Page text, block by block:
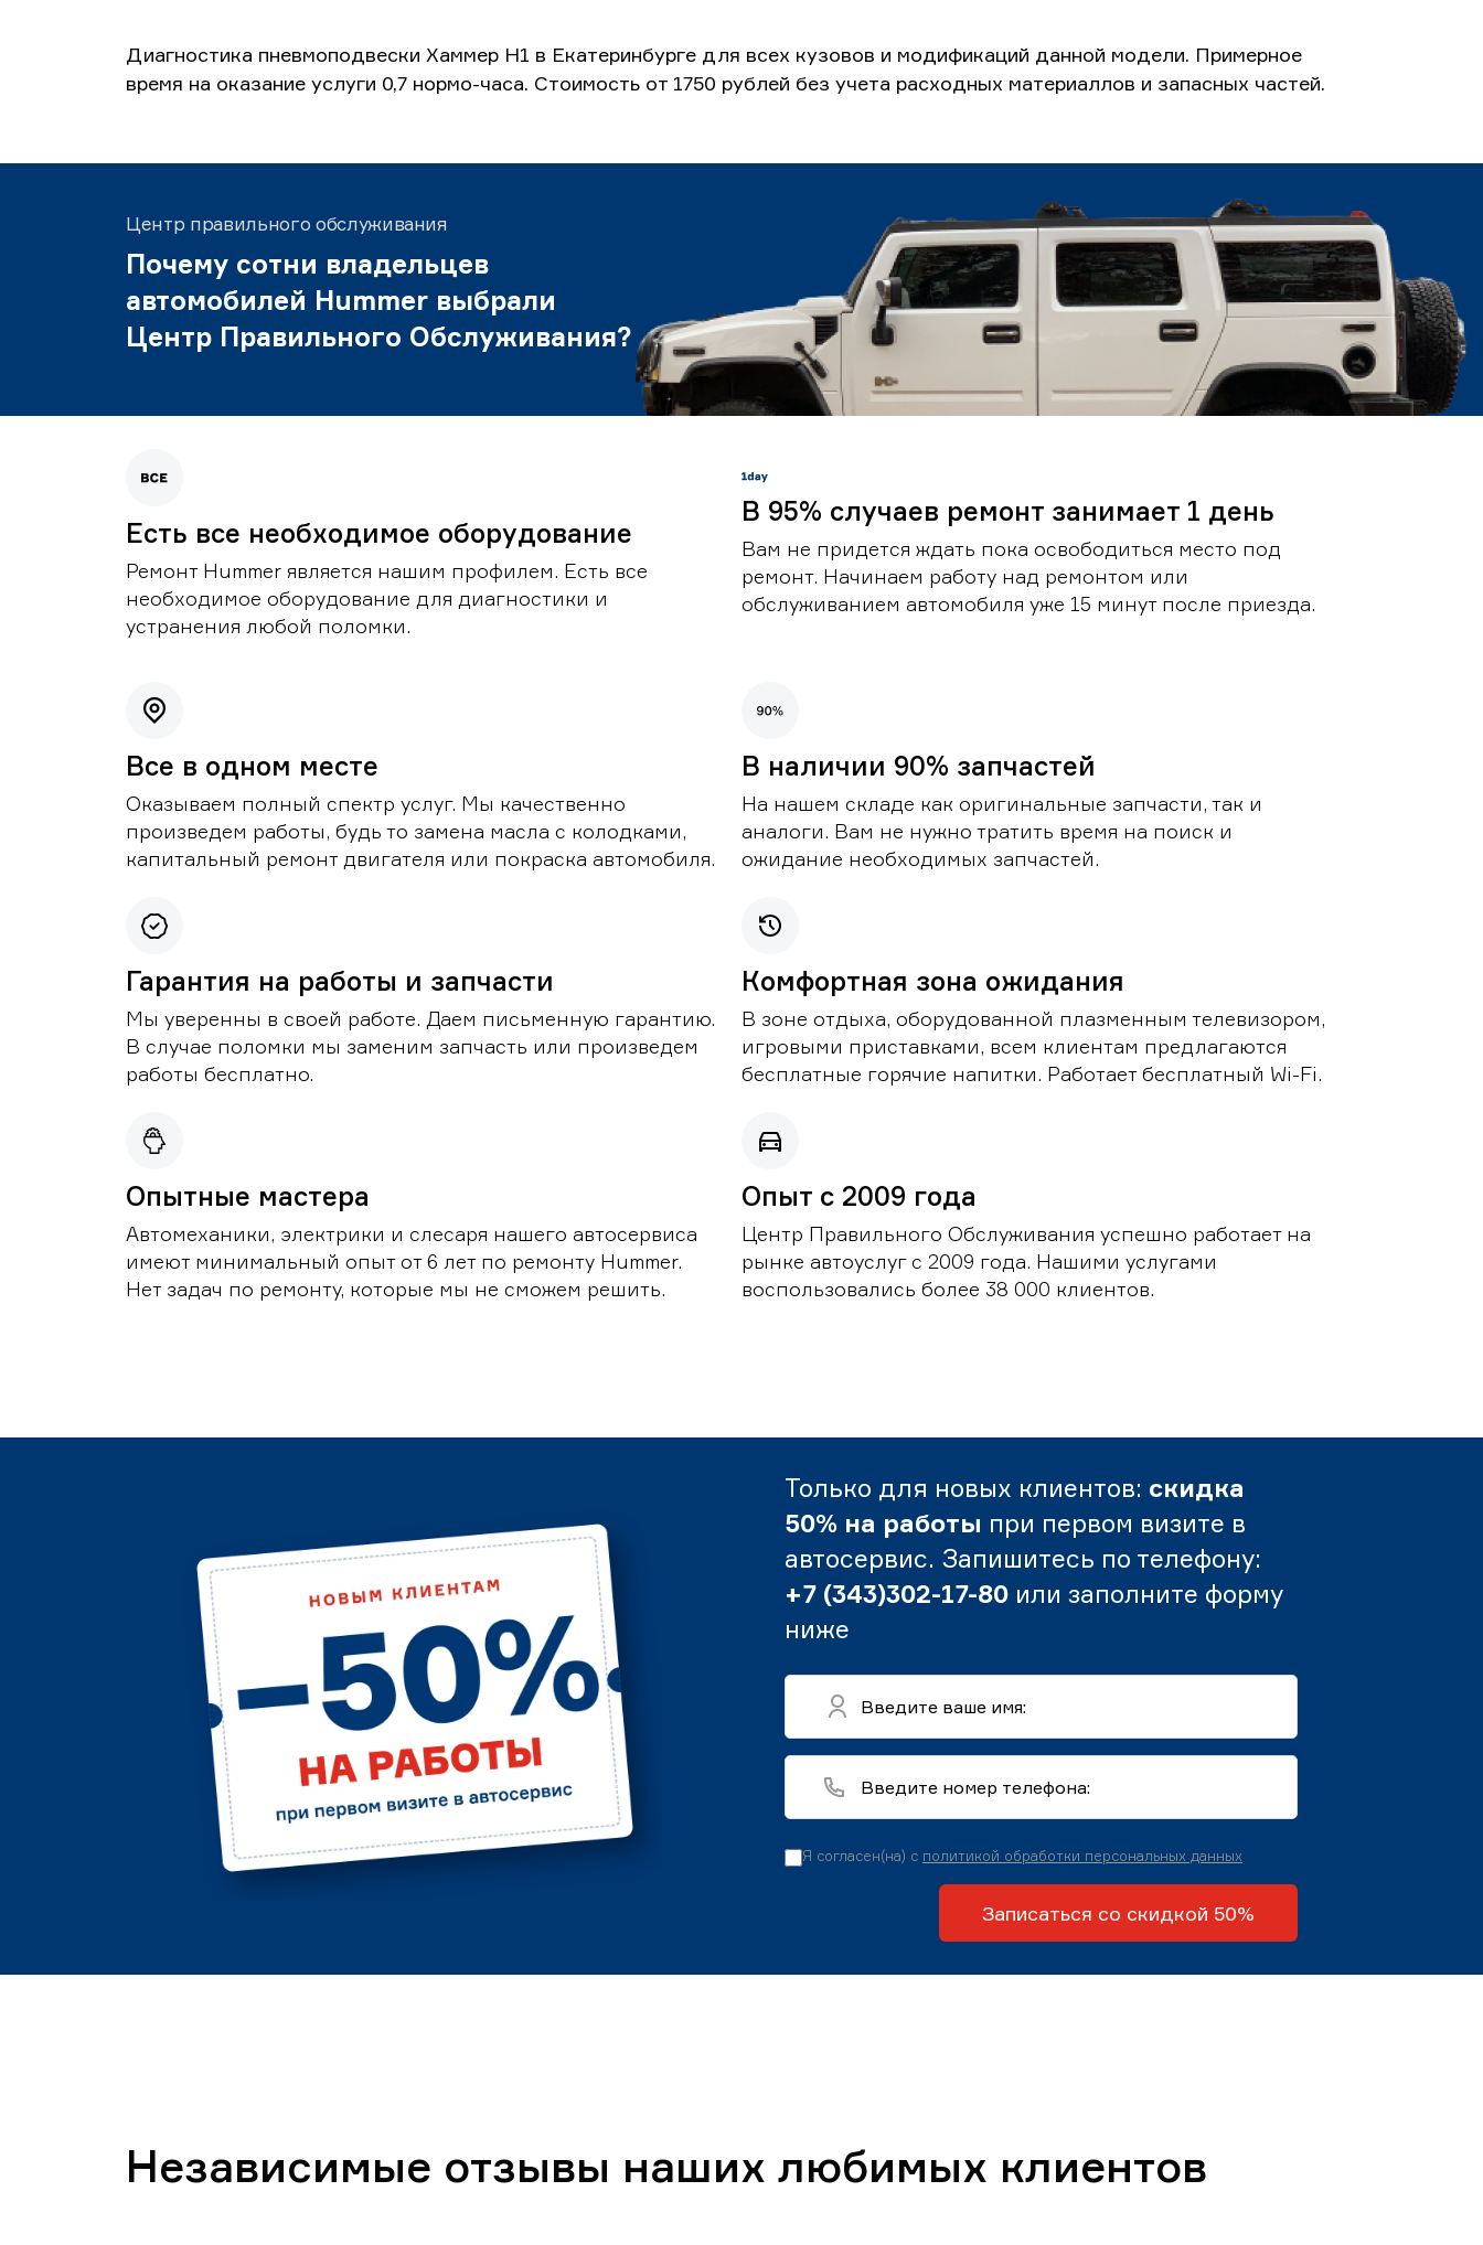
Диагностика пневмоподвески Хаммер H1 в Екатеринбурге для всех кузовов и модификаций данной модели. Примерное
время на оказание услуги 0,7 нормо-часа. Стоимость от 1750 рублей без учета расходных материаллов и запасных частей.
Центр правильного обслуживания
Почему сотни владельцев
автомобилей Hummer выбрали
Центр Правильного Обслуживания?
Есть все необходимое оборудование
Ремонт Hummer является нашим профилем. Есть все
необходимое оборудование для диагностики и
устранения любой поломки.
В 95% случаев ремонт занимает 1 день
Вам не придется ждать пока освободиться место под
ремонт. Начинаем работу над ремонтом или
обслуживанием автомобиля уже 15 минут после приезда.
Все в одном месте
Оказываем полный спектр услуг. Мы качественно
произведем работы, будь то замена масла с колодками,
капитальный ремонт двигателя или покраска автомобиля.
В наличии 90% запчастей
На нашем складе как оригинальные запчасти, так и
аналоги. Вам не нужно тратить время на поиск и
ожидание необходимых запчастей.
Гарантия на работы и запчасти
Мы уверенны в своей работе. Даем письменную гарантию.
В случае поломки мы заменим запчасть или произведем
работы бесплатно.
Комфортная зона ожидания
В зоне отдыха, оборудованной плазменным телевизором,
игровыми приставками, всем клиентам предлагаются
бесплатные горячие напитки. Работает бесплатный Wi-Fi.
Опытные мастера
Автомеханики, электрики и слесаря нашего автосервиса
имеют минимальный опыт от 6 лет по ремонту Hummer.
Нет задач по ремонту, которые мы не сможем решить.
Опыт с 2009 года
Центр Правильного Обслуживания успешно работает на
рынке автоуслуг с 2009 года. Нашими услугами
воспользовались более 38 000 клиентов.
Только для новых клиентов: скидка
50% на работы при первом визите в
автосервис. Запишитесь по телефону:
+7 (343)302-17-80 или заполните форму
ниже
Я согласен(на) с политикой обработки персональных данных
Записаться со скидкой 50%
Независимые отзывы наших любимых клиентов